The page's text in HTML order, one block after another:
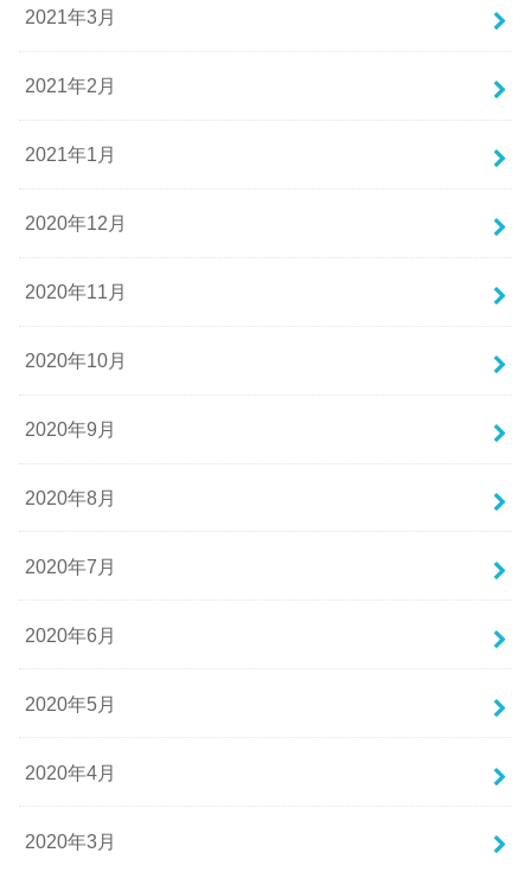
2021年3月
2021年2月
2021年1月
2020年12月
2020年11月
2020年10月
2020年9月
2020年8月
2020年7月
2020年6月
2020年5月
2020年4月
2020年3月